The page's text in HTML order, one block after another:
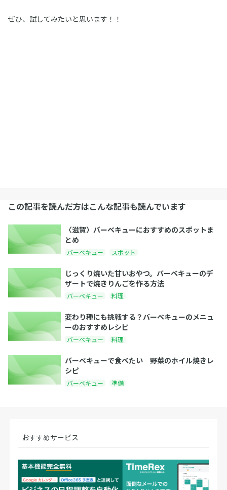
ぜひ、試してみたいと思います！！
この記事を読んだ方はこんな記事も読んでいます
〈滋賀〉バーベキューにおすすめのスポットま
とめ
バーベキュー スポット
じっくり焼いた甘いおやつ。バーベキューのデ
ザートで焼きりんごを作る方法
バーベキュー 料理
変わり種にも挑戦する？バーベキューのメニュ
ーのおすすめレシピ
バーベキュー 料理
バーベキューで食べたい 野菜のホイル焼きレ
シピ
バーベキュー 準備
おすすめサービス